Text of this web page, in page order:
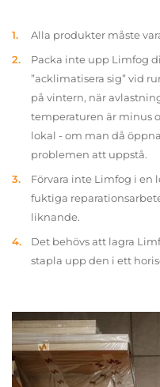
Alla produkter måste
Packa inte upp Limfog
”acklimatisera sig” vid
på vintern, när
temperaturen är minus
lokal - om man då
problemen att uppstå.
Förvara inte Limfog i
fuktiga
liknande.
Det behövs att lagra
stapla upp den i ett